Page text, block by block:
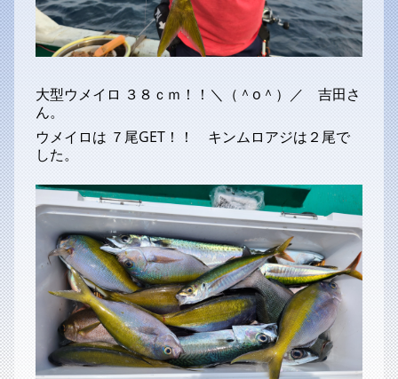
大型ウメイロ ３８ｃｍ！！＼（＾o＾）／ 吉田さ
ん。
ウメイロは ７尾GET！！ キンムロアジは２尾で
した。